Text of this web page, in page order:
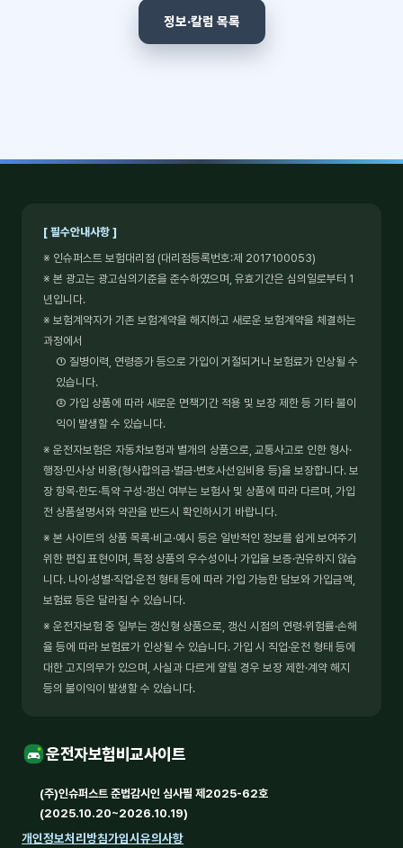
정보·칼럼 목록
[ 필수안내사항 ]
※ 인슈퍼스트 보험대리점 (대리점등록번호:제 2017100053)
※ 본 광고는 광고심의기준을 준수하였으며, 유효기간은 심의일로부터 1
년입니다.
※ 보험계약자가 기존 보험계약을 해지하고 새로운 보험계약을 체결하는
과정에서
① 질병이력, 연령증가 등으로 가입이 거절되거나 보험료가 인상될 수
있습니다.
② 가입 상품에 따라 새로운 면책기간 적용 및 보장 제한 등 기타 불이
익이 발생할 수 있습니다.
※ 운전자보험은 자동차보험과 별개의 상품으로, 교통사고로 인한 형사·
행정·민사상 비용(형사합의금·벌금·변호사선임비용 등)을 보장합니다. 보
장 항목·한도·특약 구성·갱신 여부는 보험사 및 상품에 따라 다르며, 가입
전 상품설명서와 약관을 반드시 확인하시기 바랍니다.
※ 본 사이트의 상품 목록·비교·예시 등은 일반적인 정보를 쉽게 보여주기
위한 편집 표현이며, 특정 상품의 우수성이나 가입을 보증·권유하지 않습
니다. 나이·성별·직업·운전 형태 등에 따라 가입 가능한 담보와 가입금액,
보험료 등은 달라질 수 있습니다.
※ 운전자보험 중 일부는 갱신형 상품으로, 갱신 시점의 연령·위험률·손해
율 등에 따라 보험료가 인상될 수 있습니다. 가입 시 직업·운전 형태 등에
대한 고지의무가 있으며, 사실과 다르게 알릴 경우 보장 제한·계약 해지
등의 불이익이 발생할 수 있습니다.
운전자보험비교사이트
(주)인슈퍼스트 준법감시인 심사필 제2025-62호
(2025.10.20~2026.10.19)
개인정보처리방침가입시유의사항